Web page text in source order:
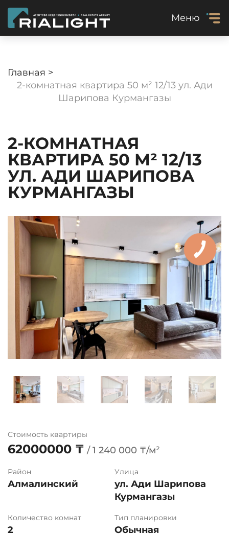
Меню
Главная >
2-комнатная квартира 50 м² 12/13 ул. Ади
Шарипова Курмангазы
2-КОМНАТНАЯ
КВАРТИРА 50 М² 12/13
УЛ. АДИ ШАРИПОВА
КУРМАНГАЗЫ
Стоимость квартиры
62000000 ₸ / 1 240 000 ₸/м²
Район
Алмалинский
Улица
ул. Ади Шарипова
Курмангазы
Количество комнат
2
Тип планировки
Обычная